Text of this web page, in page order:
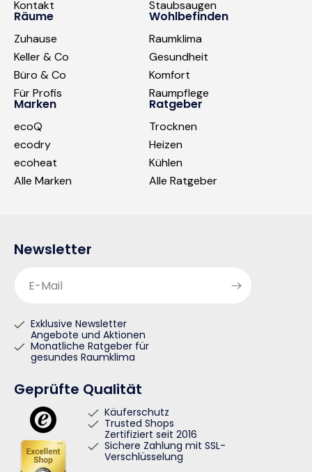
Kontakt
Staubsaugen
Räume
Zuhause
Keller & Co
Büro & Co
Für Profis
Wohlbefinden
Raumklima
Gesundheit
Komfort
Raumpflege
Marken
ecoQ
ecodry
ecoheat
Alle Marken
Ratgeber
Trocknen
Heizen
Kühlen
Alle Ratgeber
Newsletter
E-Mail
Exklusive Newsletter
Angebote und Aktionen
Monatliche Ratgeber für
gesundes Raumklima
Geprüfte Qualität
Käuferschutz
Trusted Shops
Zertifiziert seit 2016
Sichere Zahlung mit SSL-
Verschlüsselung